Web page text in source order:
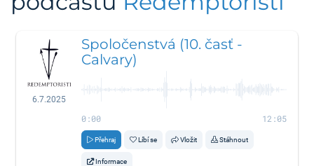
6.7.2025
Spoločenstvá (10. časť -
Calvary)
0:00 12:05
Přehraj Líbí se Vložit Stáhnout
Informace